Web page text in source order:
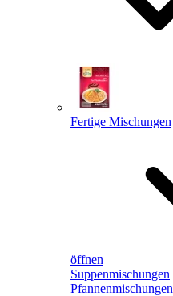
Fertige Mischungen
öffnen
Suppenmischungen
Pfannenmischungen